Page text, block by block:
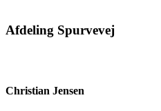
Afdeling Spurvevej
Christian Jensen